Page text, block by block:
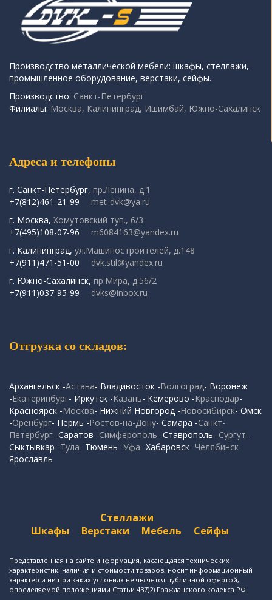
Производство металлической мебели: шкафы, стеллажи,
промышленное оборудование, верстаки, сейфы.
Производство: Санкт-Петербург
Филиалы: Москва, Калининград, Ишимбай, Южно-Сахалинск
Адреса и телефоны
г. Санкт-Петербург, пр.Ленина, д.1
+7(812)461-21-99
met-dvk@ya.ru
г. Москва, Хомутовский туп., 6/3
+7(495)108-07-96
m6084163@yandex.ru
г. Калининград, ул.Машиностроителей, д.148
+7(911)471-51-00
dvk.stil@yandex.ru
г. Южно-Сахалинск, пр.Мира, д.56/2
+7(911)037-95-99
dvks@inbox.ru
Отгрузка со складов:
Архангельск -Астана- Владивосток -Волгоград- Воронеж
-Екатеринбург- Иркутск -Казань- Кемерово -Краснодар-
Красноярск -Москва- Нижний Новгород -Новосибирск- Омск
-Оренбург- Пермь -Ростов-на-Дону- Самара -Санкт-
Петербург- Саратов -Симферополь- Ставрополь -Сургут-
Сыктывкар -Тула- Тюмень -Уфа- Хабаровск -Челябинск-
Ярославль
Стеллажи
Шкафы
Верстаки Мебель Сейфы
Представленная на сайте информация, касающаяся технических
характеристик, наличия и стоимости товаров, носит информационный
характер и ни при каких условиях не является публичной офертой,
определяемой положениями Статьи 437(2) Гражданского кодекса РФ.